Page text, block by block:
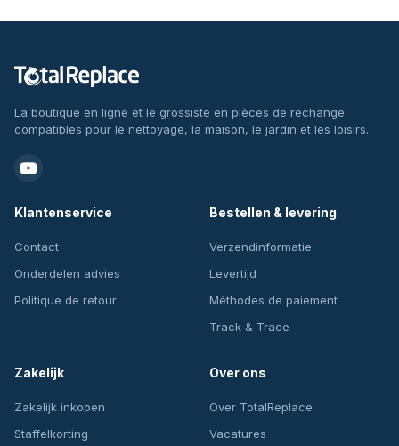
La boutique en ligne et le grossiste en pièces de rechange
compatibles pour le nettoyage, la maison, le jardin et les loisirs.
Klantenservice
Contact
Onderdelen advies
Politique de retour
Bestellen & levering
Verzendinformatie
Levertijd
Méthodes de paiement
Track & Trace
Zakelijk
Zakelijk inkopen
Staffelkorting
Over ons
Over TotalReplace
Vacatures